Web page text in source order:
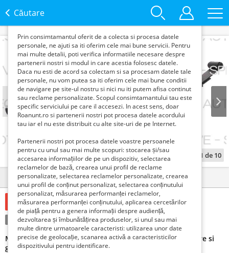
Căutare
1 de 10
Detalii Contact
Verifica cu vanzatorul
Condiție:Nou Tranzacţie:Vinde
Magazin - Depozit de Arcuri cu Foi pentru utilitare usoare si
grele
date sunt folosite pentru analizarea traffic-ului pe site-ul
Prin consimtamantul oferit de a colecta si procesa datele
personale, ne ajuti sa iti oferim cele mai bune servicii. Pentru
mai multe detalii, poti verifica informatiile necesare despre
partenerii nostri si modul in care acestia folosesc datele.
Daca nu esti de acord sa colectam si sa procesam datele tale
personale, nu vom putea sa iti oferim cele mai bune conditii
de navigare pe site-ul nostru si nici nu iti putem afisa continut
sau reclame personalizate. Scopul consimtamantului tau este
specific serviciului pe care il accesezi. In acest sens, doar
Roanunt.ro si partenerii nostri pot procesa datele acordului
tau iar el nu este distribuit cu alte site-uri de pe Internet.
Partenerii nostri pot procesa datele voastre persoanele
pentru cu unul sau mai multe scopuri: stocarea și/sau
accesarea informațiilor de pe un dispozitiv, selectarea
reclamelor de bază, crearea unui profil de reclame
personalizate, selectarea reclamelor personalizate, crearea
unui profil de conținut personalizat, selectarea conținutului
personalizat, măsurarea performanței reclamelor,
măsurarea performanței conținutului, aplicarea cercetărilor
de piață pentru a genera informații despre audiență,
dezvoltarea și îmbunătățirea produselor, si unul sau mai
multe dintre urmatoarele caracteristi: utilizarea unor date
precise de geolocație, scanarea activă a caracteristicilor
dispozitivului pentru identificare.